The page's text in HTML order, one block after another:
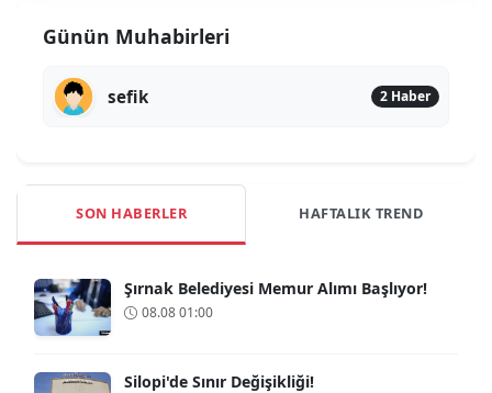
Günün Muhabirleri
sefik 2 Haber
SON HABERLER HAFTALIK TREND
Şırnak Belediyesi Memur Alımı Başlıyor!
08.08 01:00
Silopi'de Sınır Değişikliği!